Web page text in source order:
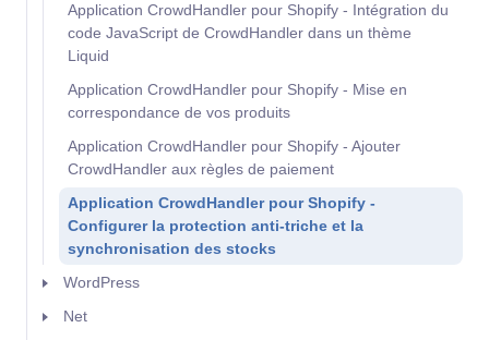
Application CrowdHandler pour Shopify - Intégration du
code JavaScript de CrowdHandler dans un thème
Liquid
Application CrowdHandler pour Shopify - Mise en
correspondance de vos produits
Application CrowdHandler pour Shopify - Ajouter
CrowdHandler aux règles de paiement
Application CrowdHandler pour Shopify -
Configurer la protection anti-triche et la
synchronisation des stocks
WordPress
Net